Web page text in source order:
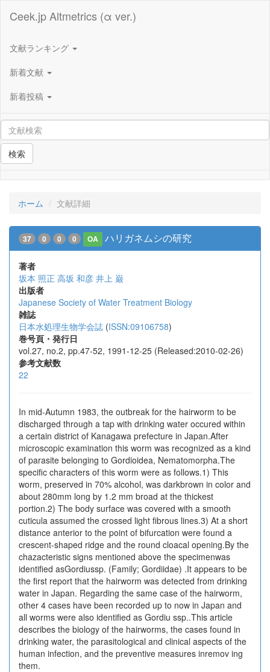
Ceek.jp Altmetrics (α ver.)
文献ランキング
新着文献
新着投稿
検索
ホーム 文献詳細
37 0 0 0 OA ハリガネムシの研究
著者
坂本 照正 高坂 和彦 井上 巌
出版者
Japanese Society of Water Treatment Biology
雑誌
日本水処理生物学会誌 (ISSN:09106758)
巻号頁・発行日
vol.27, no.2, pp.47-52, 1991-12-25 (Released:2010-02-26)
参考文献数
22
In mid-Autumn 1983, the outbreak for the hairworm to be
discharged through a tap with drinking water occured within
a certain district of Kanagawa prefecture in Japan.After
microscopic examination this worm was recognized as a kind
of parasite belonging to Gordioidea, Nematomorpha.The
specific characters of this worm were as follows.1) This
worm, preserved in 70% alcohol, was darkbrown in color and
about 280mm long by 1.2 mm broad at the thickest
portion.2) The body surface was covered with a smooth
cuticula assumed the crossed light fibrous lines.3) At a short
distance anterior to the point of bifurcation were found a
crescent-shaped ridge and the round cloacal opening.By the
chazacteristic signs mentioned above the specimenwas
identified asGordiussp. (Family; Gordiidae) .It appears to be
the first report that the hairworm was detected from drinking
water in Japan. Regarding the same case of the hairworm,
other 4 cases have been recorded up to now in Japan and
all worms were also identified as Gordiu ssp..This article
describes the biology of the hairworms, the cases found in
drinking water, the parasitological and clinical aspects of the
human infection, and the preventive measures inremov ing
them.